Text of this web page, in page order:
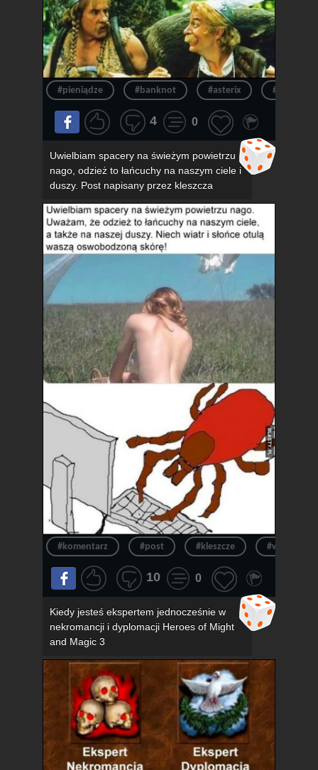
#pieniądze #banknot #asterix #pieniądz
4 0
Uwielbiam spacery na świeżym powietrzu
nago, odzież to łańcuchy na naszym ciele i
duszy. Post napisany przez kleszcza
#komentarz #post #kleszcze #wpis
10 0
Kiedy jesteś ekspertem jednocześnie w
nekromancji i dyplomacji Heroes of Might
and Magic 3